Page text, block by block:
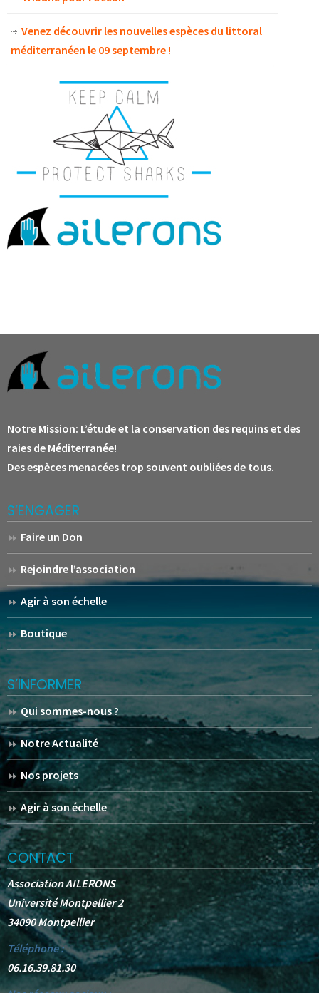
Venez découvrir les nouvelles espèces du littoral
méditerranéen le 09 septembre !
Notre Mission: L’étude et la conservation des requins et des
raies de Méditerranée!
Des espèces menacées trop souvent oubliées de tous.
S’ENGAGER
Faire un Don
Rejoindre l’association
Agir à son échelle
Boutique
S’INFORMER
Qui sommes-nous ?
Notre Actualité
Nos projets
Agir à son échelle
CONTACT
Association AILERONS
Université Montpellier 2
34090 Montpellier
Téléphone :
06.16.39.81.30